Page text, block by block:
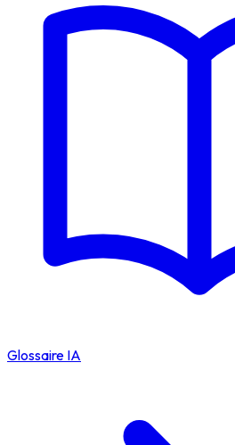
Glossaire IA